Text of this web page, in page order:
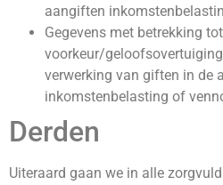
aangiften
Gegevens met betrekking
voorkeur/
verwerking van giften in de
inkomstenbelasting of
Derden
Uiteraard gaan we in alle